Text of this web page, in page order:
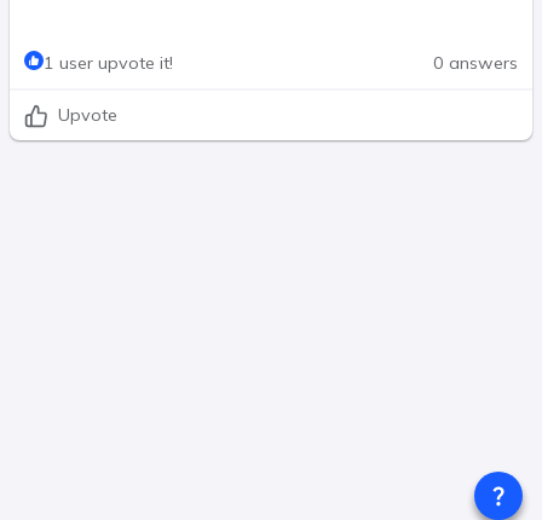
1 user upvote it! 0 answers
Upvote